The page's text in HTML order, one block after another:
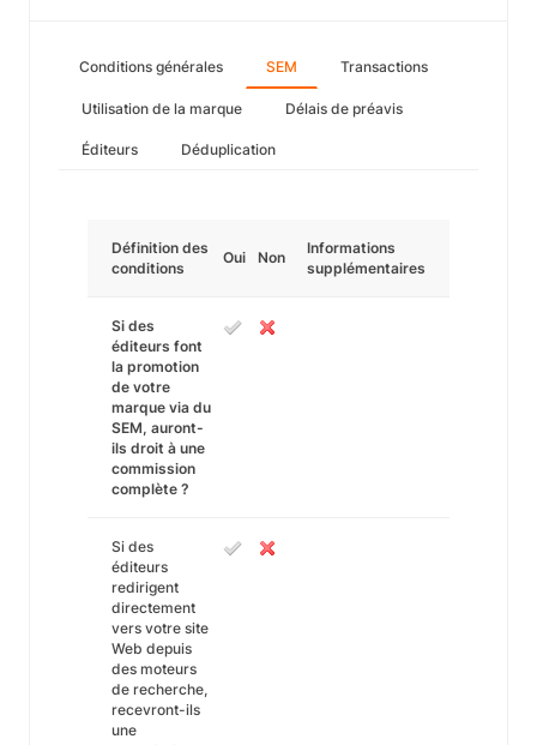
Conditions générales SEM Transactions
Utilisation de la marque Délais de préavis
Éditeurs Déduplication
Définition des
conditions
Oui Non
Informations
supplémentaires
Si des
éditeurs font
la promotion
de votre
marque via du
SEM, auront-
ils droit à une
commission
complète ?
Si des
éditeurs
redirigent
directement
vers votre site
Web depuis
des moteurs
de recherche,
recevront-ils
une